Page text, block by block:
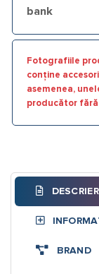
bank
Fotografiile
conține
asemenea,
producător fără
BRAND